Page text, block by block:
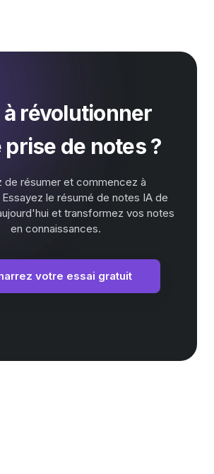
à révolutionner
de notes ?
de résumer et commencez à
le résumé de notes IA de
et transformez vos notes
en connaissances.
votre essai gratuit